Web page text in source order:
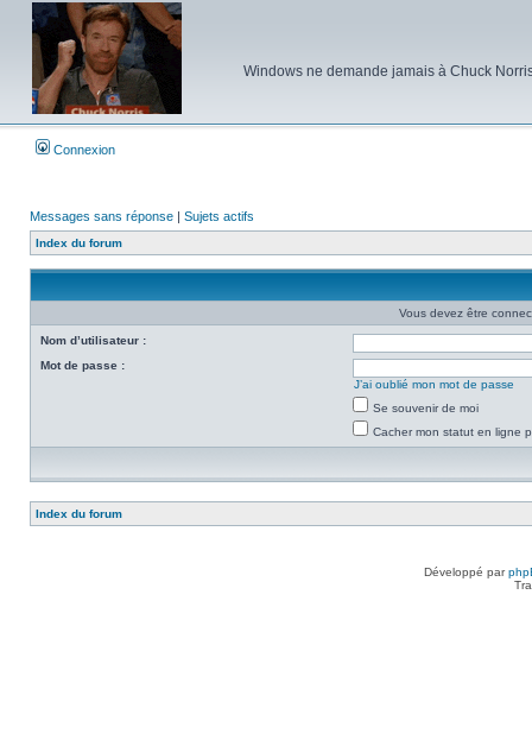
Windows ne demande jamais à Chuck
Connexion
Messages sans réponse | Sujets actifs
Index du forum
Vous devez être
Nom d’utilisateur :
Mot de passe :
J’ai oublié mon mot de passe
Se souvenir de moi
Cacher mon statut en ligne
Index du forum
Développé par